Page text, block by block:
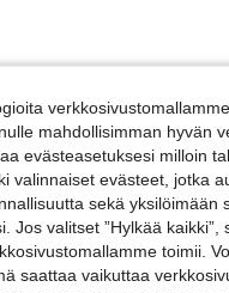
Hyödyllinen (6)
mahdollisimman hyvän
evästeasetuksesi milloin
valinnaiset evästeet, jotka
sekä yksilöimään
Jos valitset ”Hylkää
toimii.
saattaa vaikuttaa